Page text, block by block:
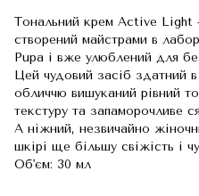
Тональний крем Active
створений майстрами в
Pupa і вже улюблений для
Цей чудовий засіб здатний
обличчю вишуканий рівний
текстуру та запаморочливе
А ніжний, незвичайно
шкірі ще більшу свіжість і
Об'єм: 30 мл